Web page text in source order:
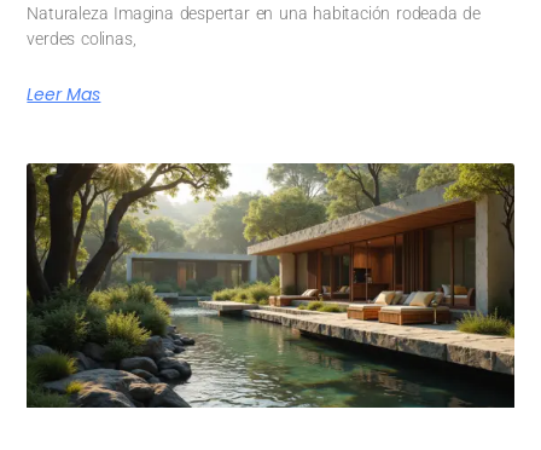
Naturaleza Imagina despertar en una habitación rodeada de
verdes colinas,
Leer Mas